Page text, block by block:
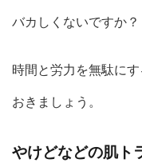
バカしくないですか？
時間と労力を無駄に
おきましょう。
やけどなどの肌ト